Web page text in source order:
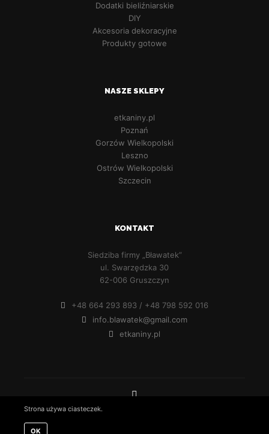
Dodatki bieliźniarskie
DIY
Akcesoria dekoracyjne
Produkty gotowe
NASZE SKLEPY
etkaniny.pl
Poznań
Gorzów Wielkopolski
Leszno
Ostrów Wielkopolski
Szczecin
KONTAKT
Siedziba firmy „Bławatek”
ul. Swarzędzka 30
62-006 Gruszczyn
+48 664 293 893 / +48 798 592 016
info.blawatek@gmail.com
etkaniny.pl
Strona używa ciasteczek.
OK